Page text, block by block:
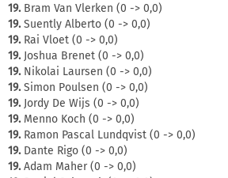
19.Bram Van Vlerken (0 -> 0,0)
19.Suently Alberto (0 -> 0,0)
19.Rai Vloet (0 -> 0,0)
19.Joshua Brenet (0 -> 0,0)
19.Nikolai Laursen (0 -> 0,0)
19.Simon Poulsen (0 -> 0,0)
19.Jordy De Wijs (0 -> 0,0)
19.Menno Koch (0 -> 0,0)
19.Ramon Pascal Lundqvist (0 -> 0,0)
19.Dante Rigo (0 -> 0,0)
19.Adam Maher (0 -> 0,0)